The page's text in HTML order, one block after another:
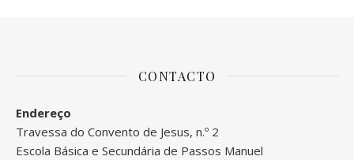
CONTACTO
Endereço
Travessa do Convento de Jesus, n.º 2
Escola Básica e Secundária de Passos Manuel